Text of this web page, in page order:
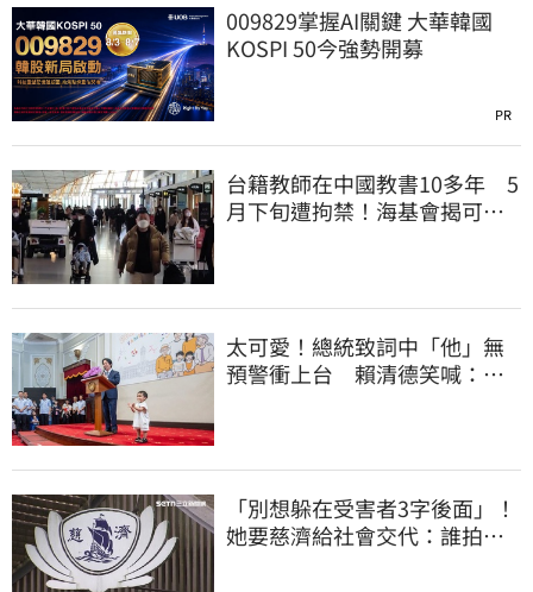
009829掌握AI關鍵 大華韓國
KOSPI 50今強勢開募
PR
台籍教師在中國教書10多年 5
月下旬遭拘禁！海基會揭可能
太可愛！總統致詞中「他」無
預警衝上台 賴清德笑喊：卸
「別想躲在受害者3字後面」！
她要慈濟給社會交代：誰拍板